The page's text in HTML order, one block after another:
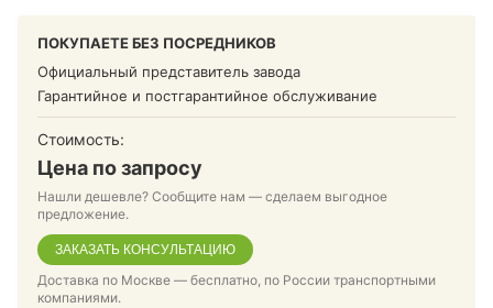
ПОКУПАЕТЕ БЕЗ ПОСРЕДНИКОВ
Официальный представитель завода
Гарантийное и постгарантийное обслуживание
Стоимость:
Цена по запросу
Нашли дешевле? Сообщите нам — сделаем выгодное
предложение.
ЗАКАЗАТЬ КОНСУЛЬТАЦИЮ
Доставка по Москве — бесплатно, по России транспортными
компаниями.